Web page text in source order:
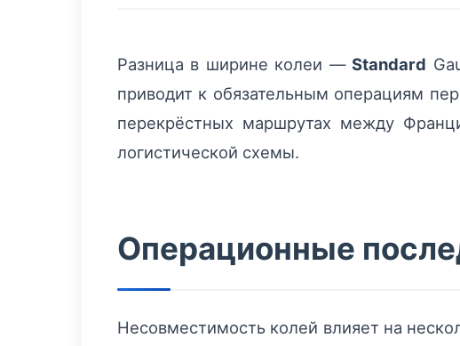
Разница в ширине колеи —Standard
приводит к обязательным операциям
перекрёстных маршрутах между
логистической схемы.
Операционные
Несовместимость колей влияет на